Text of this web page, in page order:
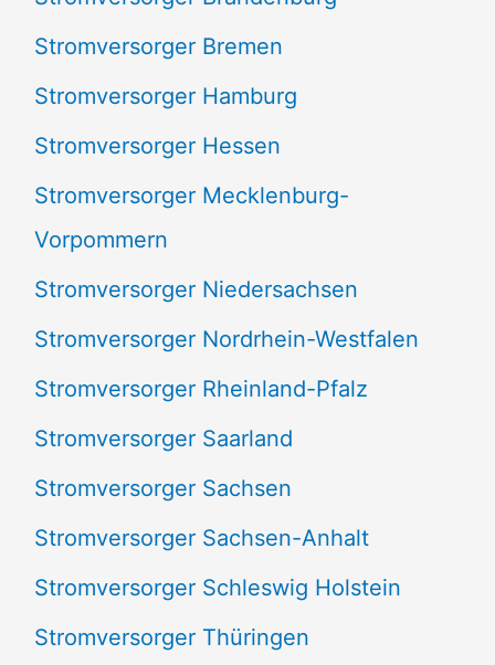
Stromversorger Bremen
Stromversorger Hamburg
Stromversorger Hessen
Stromversorger Mecklenburg-
Vorpommern
Stromversorger Niedersachsen
Stromversorger Nordrhein-Westfalen
Stromversorger Rheinland-Pfalz
Stromversorger Saarland
Stromversorger Sachsen
Stromversorger Sachsen-Anhalt
Stromversorger Schleswig Holstein
Stromversorger Thüringen